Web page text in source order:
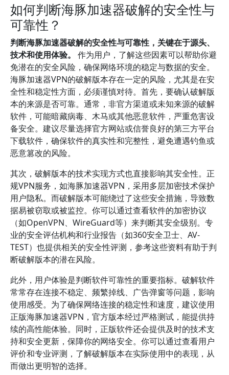
如何判断海豚加速器破解的安全性与
可靠性？
判断海豚加速器破解的安全性与可靠性，关键在于源头、
技术和使用体验。
作为用户，了解这些因素可以帮助你避
免潜在的安全风险，确保网络环境的稳定与数据的安全。
海豚加速器VPN的破解版本存在一定的风险，尤其是在安
全性和稳定性方面，必须谨慎对待。首先，要确认破解版
本的来源是否可靠。通常，非官方渠道或未知来源的破解
软件，可能暗藏病毒、木马或其他恶意软件，严重危害设
备安全。建议尽量选择官方网站或信誉良好的第三方平台
下载软件，确保软件的真实性和完整性，避免遭遇钓鱼或
恶意篡改的风险。
其次，破解版本的技术实现方式也直接影响其安全性。正
规VPN服务，如海豚加速器VPN，采用多层加密技术保护
用户隐私。而破解版本可能绕过了这些安全措施，导致数
据易被窃取或被监控。你可以通过查看软件的加密协议
（如OpenVPN、WireGuard等）来判断其安全级别。专
业的安全评估机构和行业报告（如360安全卫士、AV-
TEST）也提供相关的安全性评测，参考这些资料有助于判
断破解版本的潜在风险。
此外，用户体验是判断软件可靠性的重要指标。破解软件
常常存在连接不稳定、频繁掉线、广告弹窗等问题，影响
使用感受。为了确保网络连接的稳定性和速度，建议使用
正版海豚加速器VPN，官方版本经过严格测试，能提供持
续的高性能体验。同时，正版软件还会提供及时的技术支
持和安全更新，保障你的网络安全。你可以通过查看用户
评价和专业评测，了解破解版本在实际使用中的表现，从
而做出更明智的选择。